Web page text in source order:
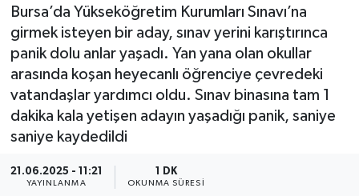
Bursa’da Yükseköğretim Kurumları Sınavı’na
girmek isteyen bir aday, sınav yerini karıştırınca
panik dolu anlar yaşadı. Yan yana olan okullar
arasında koşan heyecanlı öğrenciye çevredeki
vatandaşlar yardımcı oldu. Sınav binasına tam 1
dakika kala yetişen adayın yaşadığı panik, saniye
saniye kaydedildi
21.06.2025 - 11:21
YAYINLANMA
1 DK
OKUNMA SÜRESI
EKONOMİ
KÜLTÜR - SANAT
SPOR
SİYASET
SAĞLIK
Süper Lig Puan Durumu ve Fikstür
Tüm Manşetler
Son Dakika Haberleri
Haber Arşivi